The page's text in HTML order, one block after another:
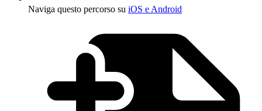
Naviga questo percorso su iOS e Android